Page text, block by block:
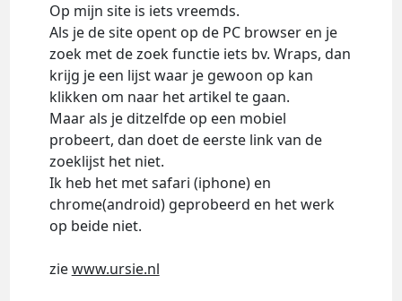
Op mijn site is iets vreemds.
Als je de site opent op de PC browser en je
zoek met de zoek functie iets bv. Wraps, dan
krijg je een lijst waar je gewoon op kan
klikken om naar het artikel te gaan.
Maar als je ditzelfde op een mobiel
probeert, dan doet de eerste link van de
zoeklijst het niet.
Ik heb het met safari (iphone) en
chrome(android) geprobeerd en het werk
op beide niet.
ziewww.ursie.nl